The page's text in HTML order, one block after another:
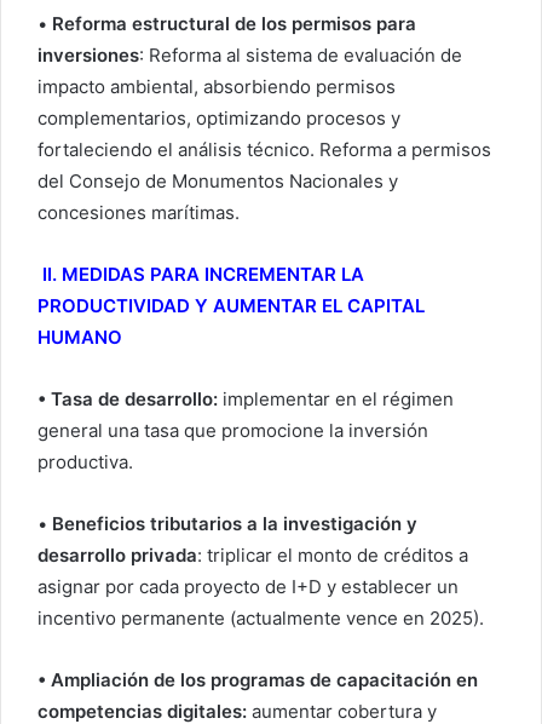
• Reforma estructural de los permisos para
inversiones: Reforma al sistema de evaluación de
impacto ambiental, absorbiendo permisos
complementarios, optimizando procesos y
fortaleciendo el análisis técnico. Reforma a permisos
del Consejo de Monumentos Nacionales y
concesiones marítimas.
II. MEDIDAS PARA INCREMENTAR LA
PRODUCTIVIDAD Y AUMENTAR EL CAPITAL
HUMANO
• Tasa de desarrollo: implementar en el régimen
general una tasa que promocione la inversión
productiva.
• Beneficios tributarios a la investigación y
desarrollo privada: triplicar el monto de créditos a
asignar por cada proyecto de I+D y establecer un
incentivo permanente (actualmente vence en 2025).
• Ampliación de los programas de capacitación en
competencias digitales: aumentar cobertura y